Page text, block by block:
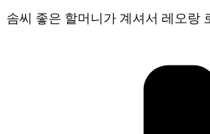
솜씨 좋은 할머니가 계셔서 레오랑